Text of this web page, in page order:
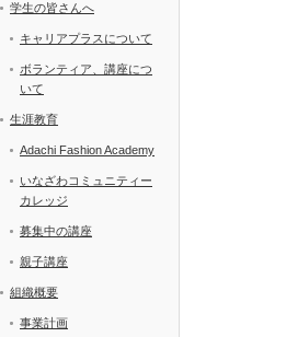
学生の皆さんへ
キャリアプラスについて
ボランティア、講座につ
いて
生涯教育
Adachi Fashion Academy
いなざわコミュニティー
カレッジ
募集中の講座
親子講座
組織概要
事業計画